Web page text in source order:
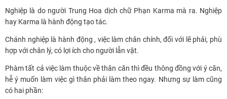
Nghiệp là do người Trung Hoa dịch chữ Phạn Karma mà ra. Nghiệp
hay Karma là hành động tạo tác.
Chánh nghiệp là hành động , việc làm chân chính, đối với lẽ phải, phù
hợp với chân lý, có lợi ích cho người lẫn vật.
Phàm tất cả việc làm thuộc về thân căn thì đều thông đồng với ý căn,
hễ ý muốn làm việc gì thân phải làm theo ngay. Nhưng sự làm cũng
có hai phần: